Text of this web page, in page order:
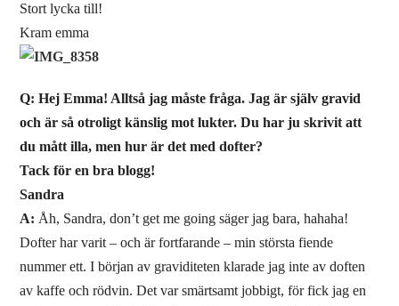
Stort lycka till!
Kram emma
Q: Hej Emma! Alltså jag måste fråga. Jag är själv gravid
och är så otroligt känslig mot lukter. Du har ju skrivit att
du mått illa, men hur är det med dofter?
Tack för en bra blogg!
Sandra
A: Åh, Sandra, don’t get me going säger jag bara, hahaha!
Dofter har varit – och är fortfarande – min största fiende
nummer ett. I början av graviditeten klarade jag inte av doften
av kaffe och rödvin. Det var smärtsamt jobbigt, för fick jag en